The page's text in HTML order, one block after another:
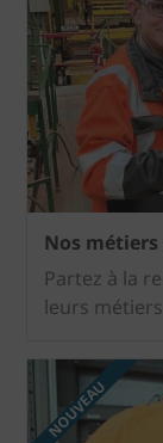
Nos
Partez à la
leurs métiers
NOUVEAU